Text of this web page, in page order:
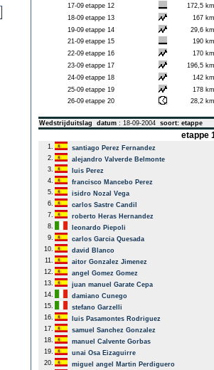
17-09 etappe 12
172,5 km
18-09 etappe 13
167 km
19-09 etappe 14
29,6 km
21-09 etappe 15
190 km
22-09 etappe 16
170 km
23-09 etappe 17
196,5 km
24-09 etappe 18
142 km
25-09 etappe 19
178 km
26-09 etappe 20 28,2 km
Wedstrijduitslag datum : 18-09-2004 soort: etappe
etappe
1.
santiago Perez Fernandez
2.
alejandro Valverde Belmonte
3.
luis Perez
4.
francisco Mancebo Perez
5.
isidro Nozal Vega
6.
carlos Sastre Candil
7.
roberto Heras Hernandez
8.
leonardo Piepoli
9.
carlos Garcia Quesada
10.
david Blanco
11.
aitor Gonzalez Jimenez
12.
angel Gomez Gomez
13.
juan manuel Garate Cepa
14.
damiano Cunego
15.
stefano Garzelli
16.
luis Pasamontes Rodriguez
17.
samuel Sanchez Gonzalez
18.
manuel Calvente Gorbas
19.
unai Osa Eizaguirre
20.
miguel angel Martin Perdiguero